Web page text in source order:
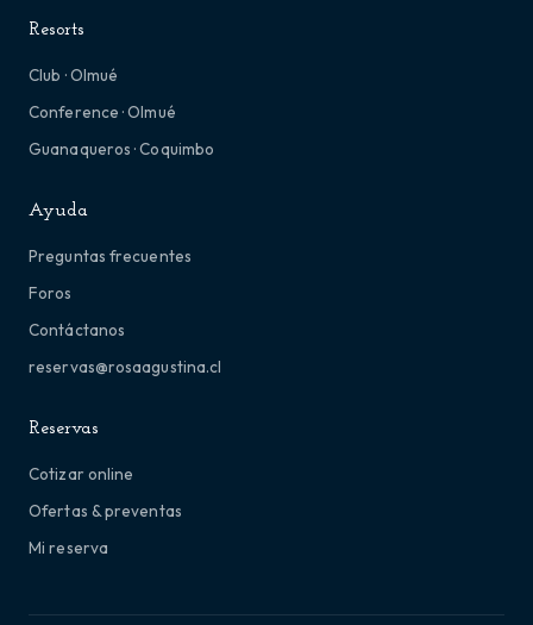
Resorts
Club · Olmué
Conference · Olmué
Guanaqueros · Coquimbo
Ayuda
Preguntas frecuentes
Foros
Contáctanos
reservas@rosaagustina.cl
Reservas
Cotizar online
Ofertas & preventas
Mi reserva